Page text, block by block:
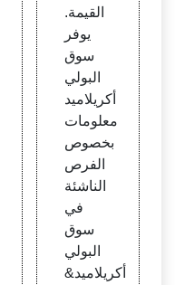
القيمة.
يوفر
سوق
البولي
أكريلاميد
معلومات
بخصوص
الفرص
الناشئة
في
سوق
البولي
أكريلاميد&